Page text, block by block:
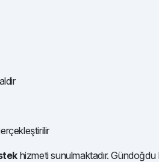
hizmeti sunulmaktadır.